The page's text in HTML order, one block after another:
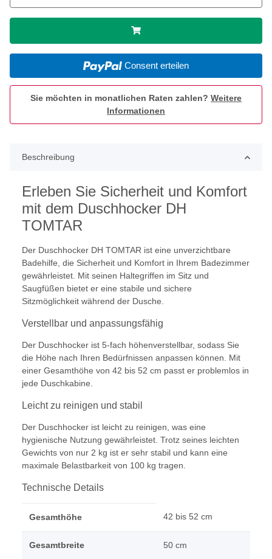
Consent erteilen
Sie möchten in monatlichen Raten zahlen? Weitere
Informationen
Beschreibung
Erleben Sie Sicherheit und Komfort
mit dem Duschhocker DH
TOMTAR
Der Duschhocker DH TOMTAR ist eine unverzichtbare
Badehilfe, die Sicherheit und Komfort in Ihrem Badezimmer
gewährleistet. Mit seinen Haltegriffen im Sitz und
Saugfüßen bietet er eine stabile und sichere
Sitzmöglichkeit während der Dusche.
Verstellbar und anpassungsfähig
Der Duschhocker ist 5-fach höhenverstellbar, sodass Sie
die Höhe nach Ihren Bedürfnissen anpassen können. Mit
einer Gesamthöhe von 42 bis 52 cm passt er problemlos in
jede Duschkabine.
Leicht zu reinigen und stabil
Der Duschhocker ist leicht zu reinigen, was eine
hygienische Nutzung gewährleistet. Trotz seines leichten
Gewichts von nur 2 kg ist er sehr stabil und kann eine
maximale Belastbarkeit von 100 kg tragen.
Technische Details
Gesamthöhe 42 bis 52 cm
Gesamtbreite 50 cm